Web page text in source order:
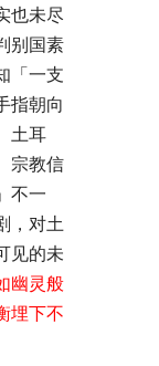
也未尽
别国素
「一支
指朝向
土耳
宗教信
不一
，对土
见的未
幽灵般
埋下不